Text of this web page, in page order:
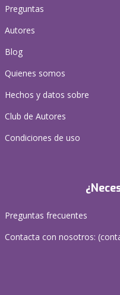
Preguntas
Autores
Blog
Quienes somos
Hechos y datos sobre
Club de Autores
Condiciones de uso
Preguntas frecuentes
Contacta con nosotros: (